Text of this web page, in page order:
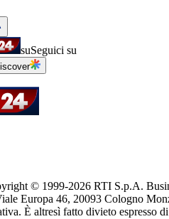
suSeguici su
© 1999-2026 RTI S.p.A.
Europa 46, 20093 Cologno
È altresì fatto divieto espresso